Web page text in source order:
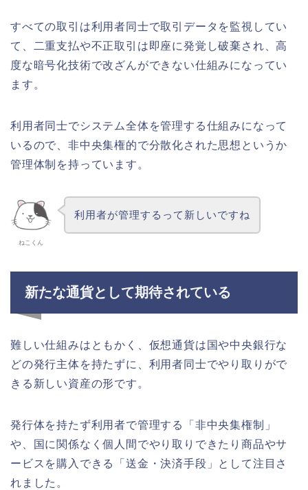
すべての取引は利用者同士で取引データを監視してい
て、二重支払や不正取引は即座に発覚し破棄され、高
度な暗号化技術で改ざんができない仕組みになってい
ます。
利用者同士でシステム全体を管理する仕組みになって
いるので、非中央集権的で分散化された思想というか
管理体制を持っています。
ねこくん
利用者が管理するって新しいですね
新たな通貨として期待されている
難しい仕組みはともかく、仮想通貨は国や中央銀行な
どの発行主体を持たずに、利用者同士でやり取りがで
きる新しい資産の形です。
発行体を持たず利用者で管理する「非中央集権制」
や、国に関係なく個人間でやり取りできたり商品やサ
ービスを購入できる「送金・決済手段」として注目さ
れました。